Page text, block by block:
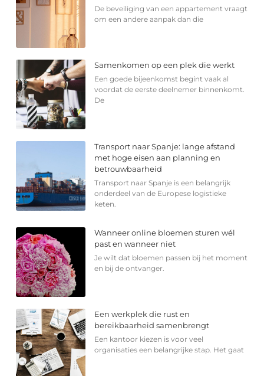
De beveiliging van een appartement vraagt
om een andere aanpak dan die
Samenkomen op een plek die werkt
Een goede bijeenkomst begint vaak al
voordat de eerste deelnemer binnenkomt.
De
Transport naar Spanje: lange afstand
met hoge eisen aan planning en
betrouwbaarheid
Transport naar Spanje is een belangrijk
onderdeel van de Europese logistieke
keten.
Wanneer online bloemen sturen wél
past en wanneer niet
Je wilt dat bloemen passen bij het moment
en bij de ontvanger.
Een werkplek die rust en
bereikbaarheid samenbrengt
Een kantoor kiezen is voor veel
organisaties een belangrijke stap. Het gaat